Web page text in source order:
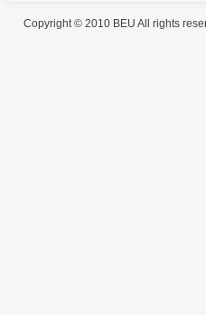
Copyright © 2010 BEU All rights